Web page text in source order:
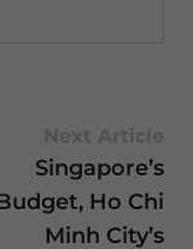
Singapore’s
Ho Chi
Minh City’s